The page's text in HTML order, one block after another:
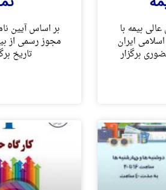
شماره 75شورای عالی بیمه با
ایران
برگزار
مجوز رسمی از
تاریخ